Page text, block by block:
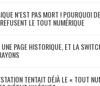
N’EST PAS MORT ! POURQUOI
LE TOUT NUMÉRIQUE
PAGE HISTORIQUE, ET LA
TENTAIT DÉJÀ LE « TOUT